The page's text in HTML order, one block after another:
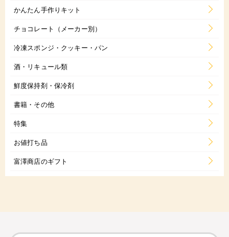
かんたん手作りキット
チョコレート（メーカー別）
冷凍スポンジ・クッキー・パン
酒・リキュール類
鮮度保持剤・保冷剤
書籍・その他
特集
お値打ち品
富澤商店のギフト